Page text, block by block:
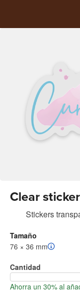
Clear
Stickers
Tamaño
76 × 36 mm
Cantidad
Ahorra un 30% al